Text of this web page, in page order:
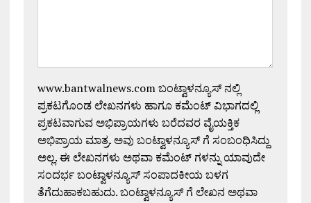
www.bantwalnews.com ಬಂಟ್ವಾಳನ್ಯೂಸ್ ನಲ್ಲಿ
ಪ್ರಕಟಗೊಂಡ ಲೇಖನಗಳು ಹಾಗೂ ಕಮೆಂಟ್ ವಿಭಾಗದಲ್ಲಿ
ಪ್ರಕಟವಾಗುವ ಅಭಿಪ್ರಾಯಗಳು ಬರೆದವರ ವೈಯಕ್ತಿಕ
ಅಭಿಪ್ರಾಯ ಮಾತ್ರ. ಅವು ಬಂಟ್ವಾಳನ್ಯೂಸ್ ಗೆ ಸಂಬಂಧಿಸಿದ್ದು
ಅಲ್ಲ. ಈ ಲೇಖನಗಳು ಅಥವಾ ಕಮೆಂಟ್ ಗಳನ್ನು ಯಾವುದೇ
ಸಂದರ್ಭ ಬಂಟ್ವಾಳನ್ಯೂಸ್ ಸಂಪಾದಕೀಯ ಬಳಗ
ತೆಗೆದುಹಾಕಬಹುದು. ಬಂಟ್ವಾಳನ್ಯೂಸ್ ಗೆ ಲೇಖನ ಅಥವಾ